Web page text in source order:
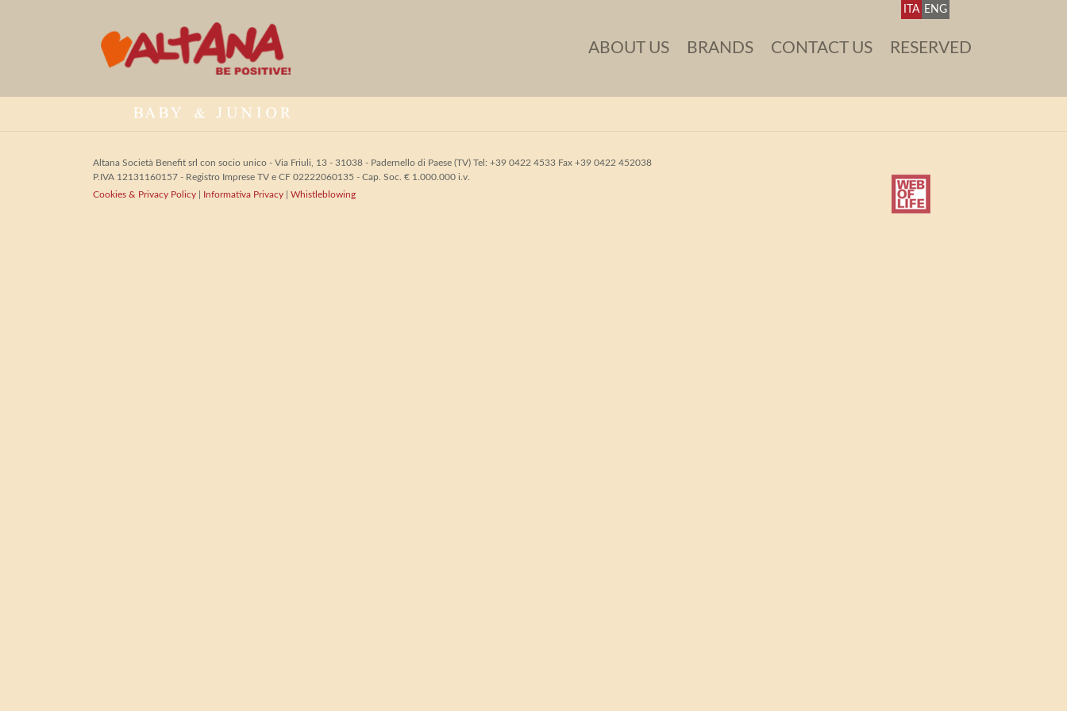
ITA ENG
ABOUT US BRANDS CONTACT US RESERVED
logo-pp-bianco
Altana Società Benefit srl con socio unico - Via Friuli, 13 - 31038 - Padernello di Paese (TV) Tel: +39 0422 4533 Fax +39 0422 452038
P.IVA 12131160157 - Registro Imprese TV e CF 02222060135 - Cap. Soc. € 1.000.000 i.v.
Cookies & Privacy Policy
Informativa Privacy Whistleblowing